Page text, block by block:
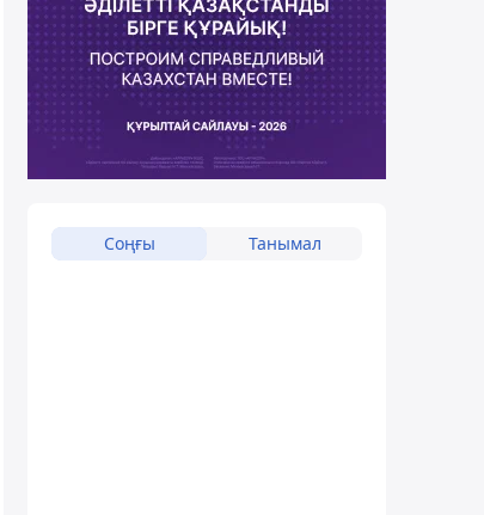
Соңғы Танымал